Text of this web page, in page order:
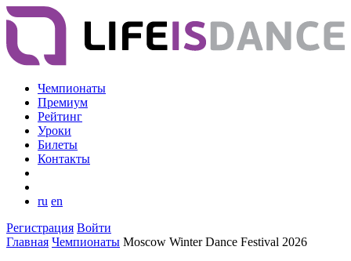
Чемпионаты
Премиум
Рейтинг
Уроки
Билеты
Контакты
ru en
Регистрация Войти
Главная Чемпионаты Moscow Winter Dance Festival 2026